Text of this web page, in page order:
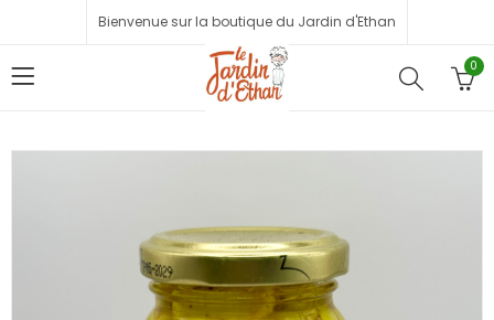
Bienvenue sur la boutique du Jardin d'Ethan
0